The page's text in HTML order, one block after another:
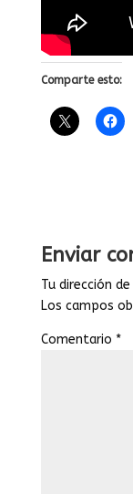
Comparte esto:
Enviar
Tu dirección
Los campos
Comentario *